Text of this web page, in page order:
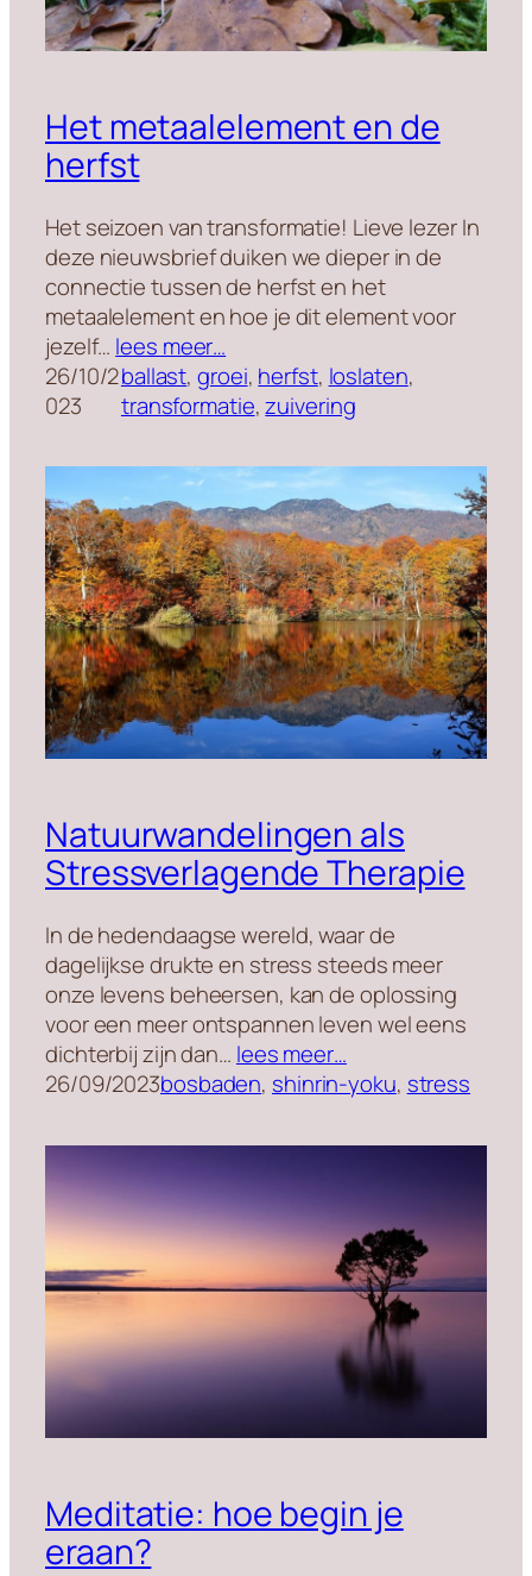
Het metaalelement en de
herfst
Het seizoen van transformatie! Lieve lezer In
deze nieuwsbrief duiken we dieper in de
connectie tussen de herfst en het
metaalelement en hoe je dit element voor
jezelf… lees meer…
26/10/2
023
ballast, groei, herfst, loslaten
transformatie, zuivering
Natuurwandelingen als
Stressverlagende Therapie
In de hedendaagse wereld, waar de
dagelijkse drukte en stress steeds meer
onze levens beheersen, kan de oplossing
voor een meer ontspannen leven wel eens
dichterbij zijn dan… lees meer…
26/09/2023bosbaden, shinrin-yoku, stress
Meditatie: hoe begin je
eraan?